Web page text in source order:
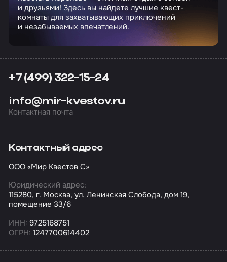
и друзьями! Здесь вы найдете лучшие квест-
комнаты для захватывающих приключений
и незабываемых впечатлений.
+7 (499) 322-15-24
info@mir-kvestov.ru
Контактная почта
Контактный адрес
ООО «Мир Квестов С»
Юридический адрес:
115280, г. Москва, ул. Ленинская Слобода, дом 19,
помещение 33/6
ИНН: 9725168751
ОГРН: 1247700614402